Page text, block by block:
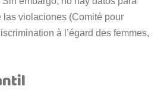
las violaciones (Comité pour
à l’égard des femmes,